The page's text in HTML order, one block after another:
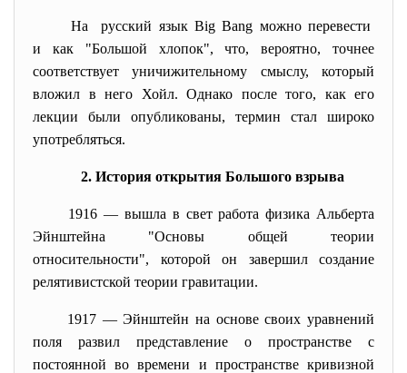
На русский язык Big Bang можно перевести
и как "Большой хлопок", что, вероятно, точнее
соответствует уничижительному смыслу, который
вложил в него Хойл. Однако после того, как его
лекции были опубликованы, термин стал широко
употребляться.
2. История открытия Большого взрыва
1916 — вышла в свет работа физика Альберта
Эйнштейна "Основы общей теории
относительности", которой он завершил создание
релятивистской теории гравитации.
1917 — Эйнштейн на основе своих уравнений
поля развил представление о пространстве с
постоянной во времени и пространстве кривизной